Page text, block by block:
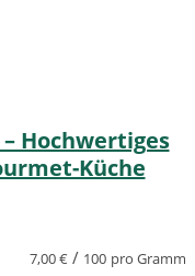
Hochwertiges
Küche
7,00€ / 100 pro Gramm